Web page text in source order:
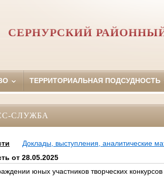
СЕРНУРСКИЙ
ТЕРРИТОРИАЛЬНАЯ ПОДСУДНОСТЬ
СЛУЖБА
Доклады, выступления, аналитические
от 28.05.2025
юных участников творческих